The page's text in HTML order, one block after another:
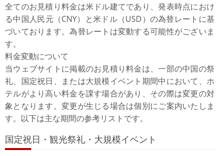
全てのお見積り料金は米ドル建てであり、発表時点におけ
る中国人民元（CNY）と米ドル（USD）の為替レートに基
づいております。為替レートは変動する可能性がございま
す。
料金変動について
当ウェブサイトに掲載のお見積り料金は、一部の中国の祭
礼、国定祝日、または大規模イベント期間中において、ホ
テルがより高い料金を課す場合があり、その際は変更の対
象となります。変更が生じる場合は個別にご案内いたしま
す。以下は主な期間の参考リストです。
国定祝日・観光祭礼・大規模イベント